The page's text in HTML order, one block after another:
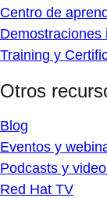
Centro de
Demostraciones
Training y
Otros
Blog
Eventos y
Podcasts y
Red Hat TV